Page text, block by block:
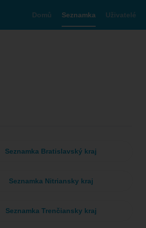
Domů Seznamka Uživatelé
Seznamka Bratislavský kraj
Seznamka Nitriansky kraj
Seznamka Trenčiansky kraj